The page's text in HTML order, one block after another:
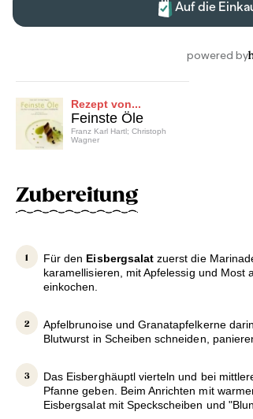
Rezept von...
Feinste Öle
Franz Karl Hartl; Christoph
Wagner
Zubereitung
Für den Eisbergsalatzuerst die
karamellisieren, mit Apfelessig und Most
einkochen.
Apfelbrunoise und Granatapfelkerne
Blutwurst in Scheiben schneiden,
Das Eisberghäuptl vierteln und bei
Pfanne geben. Beim Anrichten mit
Eisbergsalat mit Speckscheiben und